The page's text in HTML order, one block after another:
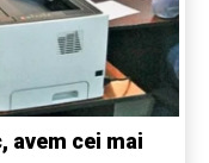
avem cei mai